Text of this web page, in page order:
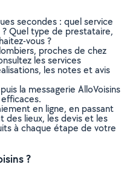
secondes : quel service
Quel type de prestataire,
vous ?
proches de chez
les services
les notes et avis
la messagerie AlloVoisins
en ligne, en passant
des lieux, les devis et les
à chaque étape de votre
?